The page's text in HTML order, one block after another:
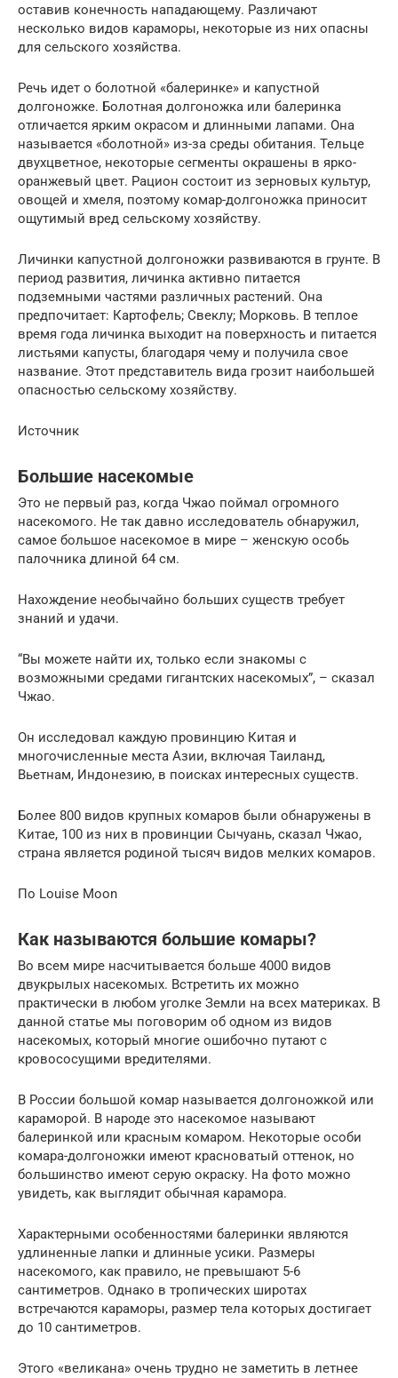
оставив конечность нападающему. Различают
несколько видов караморы, некоторые из них опасны
для сельского хозяйства.
Речь идет о болотной «балеринке» и капустной
долгоножке. Болотная долгоножка или балеринка
отличается ярким окрасом и длинными лапами. Она
называется «болотной» из-за среды обитания. Тельце
двухцветное, некоторые сегменты окрашены в ярко-
оранжевый цвет. Рацион состоит из зерновых культур,
овощей и хмеля, поэтому комар-долгоножка приносит
ощутимый вред сельскому хозяйству.
Личинки капустной долгоножки развиваются в грунте. В
период развития, личинка активно питается
подземными частями различных растений. Она
предпочитает: Картофель; Свеклу; Морковь. В теплое
время года личинка выходит на поверхность и питается
листьями капусты, благодаря чему и получила свое
название. Этот представитель вида грозит наибольшей
опасностью сельскому хозяйству.
Источник
Большие насекомые
Это не первый раз, когда Чжао поймал огромного
насекомого. Не так давно исследователь обнаружил,
самое большое насекомое в мире – женскую особь
палочника длиной 64 см.
Нахождение необычайно больших существ требует
знаний и удачи.
“Вы можете найти их, только если знакомы с
возможными средами гигантских насекомых”, – сказал
Чжао.
Он исследовал каждую провинцию Китая и
многочисленные места Азии, включая Таиланд,
Вьетнам, Индонезию, в поисках интересных существ.
Более 800 видов крупных комаров были обнаружены в
Китае, 100 из них в провинции Сычуань, сказал Чжао,
страна является родиной тысяч видов мелких комаров.
По Louise Moon
Как называются большие комары?
Во всем мире насчитывается больше 4000 видов
двукрылых насекомых. Встретить их можно
практически в любом уголке Земли на всех материках. В
данной статье мы поговорим об одном из видов
насекомых, который многие ошибочно путают с
кровососущими вредителями.
В России большой комар называется долгоножкой или
караморой. В народе это насекомое называют
балеринкой или красным комаром. Некоторые особи
комара-долгоножки имеют красноватый оттенок, но
большинство имеют серую окраску. На фото можно
увидеть, как выглядит обычная карамора.
Характерными особенностями балеринки являются
удлиненные лапки и длинные усики. Размеры
насекомого, как правило, не превышают 5-6
сантиметров. Однако в тропических широтах
встречаются караморы, размер тела которых достигает
до 10 сантиметров.
Этого «великана» очень трудно не заметить в летнее